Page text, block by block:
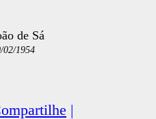
de Sá
02/1954
|